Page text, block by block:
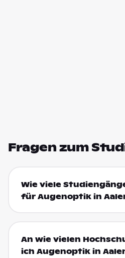
Fragen zum
Wie viele
für Augenoptik in
An wie vielen
ich Augenoptik in